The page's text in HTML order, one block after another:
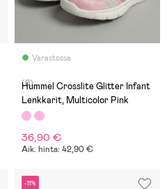
Varastossa
(0)
Hummel Crosslite Glitter Infant
Lenkkarit, Multicolor Pink
36,90 €
Aik. hinta: 42,90 €
-11%